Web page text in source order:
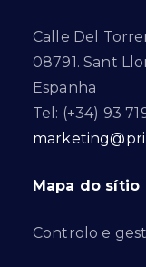
Calle Del
08791. Sant
Espanha
Tel: (+34) 93
Mapa do sítio
Controlo e